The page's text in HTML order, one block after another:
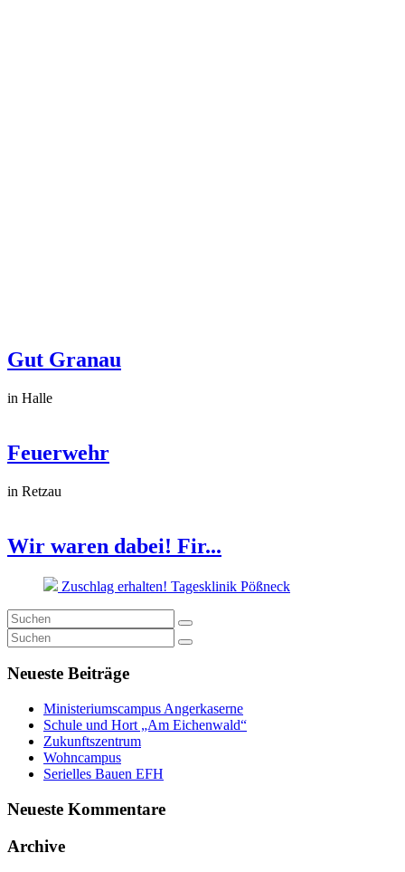
Gut Granau
in Halle
Feuerwehr
in Retzau
Wir waren dabei! Fir...
Zuschlag erhalten! Tagesklinik Pößneck
Neueste Beiträge
Ministeriumscampus Angerkaserne
Schule und Hort „Am Eichenwald“
Zukunftszentrum
Wohncampus
Serielles Bauen EFH
Neueste Kommentare
Archive